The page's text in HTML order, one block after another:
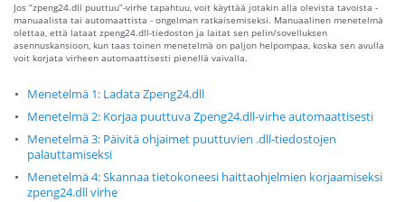
Jos “zpeng24.dll puuttuu”-virhe tapahtuu, voit käyttää jotakin alla olevista tavoista -
manuaalista tai automaattista - ongelman ratkaisemiseksi. Manuaalinen menetelmä
olettaa, että lataat zpeng24.dll-tiedoston ja laitat sen pelin/sovelluksen
asennuskansioon, kun taas toinen menetelmä on paljon helpompaa, koska sen avulla
voit korjata virheen automaattisesti pienellä vaivalla.
Menetelmä 1: Ladata Zpeng24.dll
Menetelmä 2: Korjaa puuttuva Zpeng24.dll-virhe automaattisesti
Menetelmä 3: Päivitä ohjaimet puuttuvien .dll-tiedostojen
palauttamiseksi
Menetelmä 4: Skannaa tietokoneesi haittaohjelmien korjaamiseksi
zpeng24.dll virhe